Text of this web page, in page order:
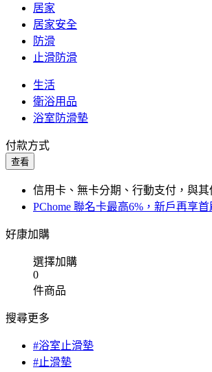
居家
居家安全
防滑
止滑防滑
生活
衛浴用品
浴室防滑墊
付款方式
查看
信用卡、無卡分期、行動支付，與
PChome 聯名卡最高6%，新戶再享首
好康加購
選擇加購
0
件商品
搜尋更多
#浴室止滑墊
#止滑墊